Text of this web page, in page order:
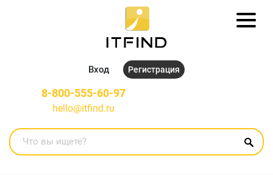
Вход Регистрация
8-800-555-60-97
hello@itfind.ru